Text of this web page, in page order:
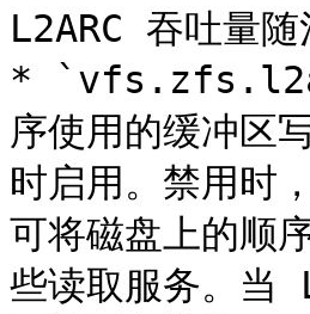
L2ARC 吞吐量
*
序使用的缓冲
时启用。禁用时
可将磁盘上的顺
些读取服务。当